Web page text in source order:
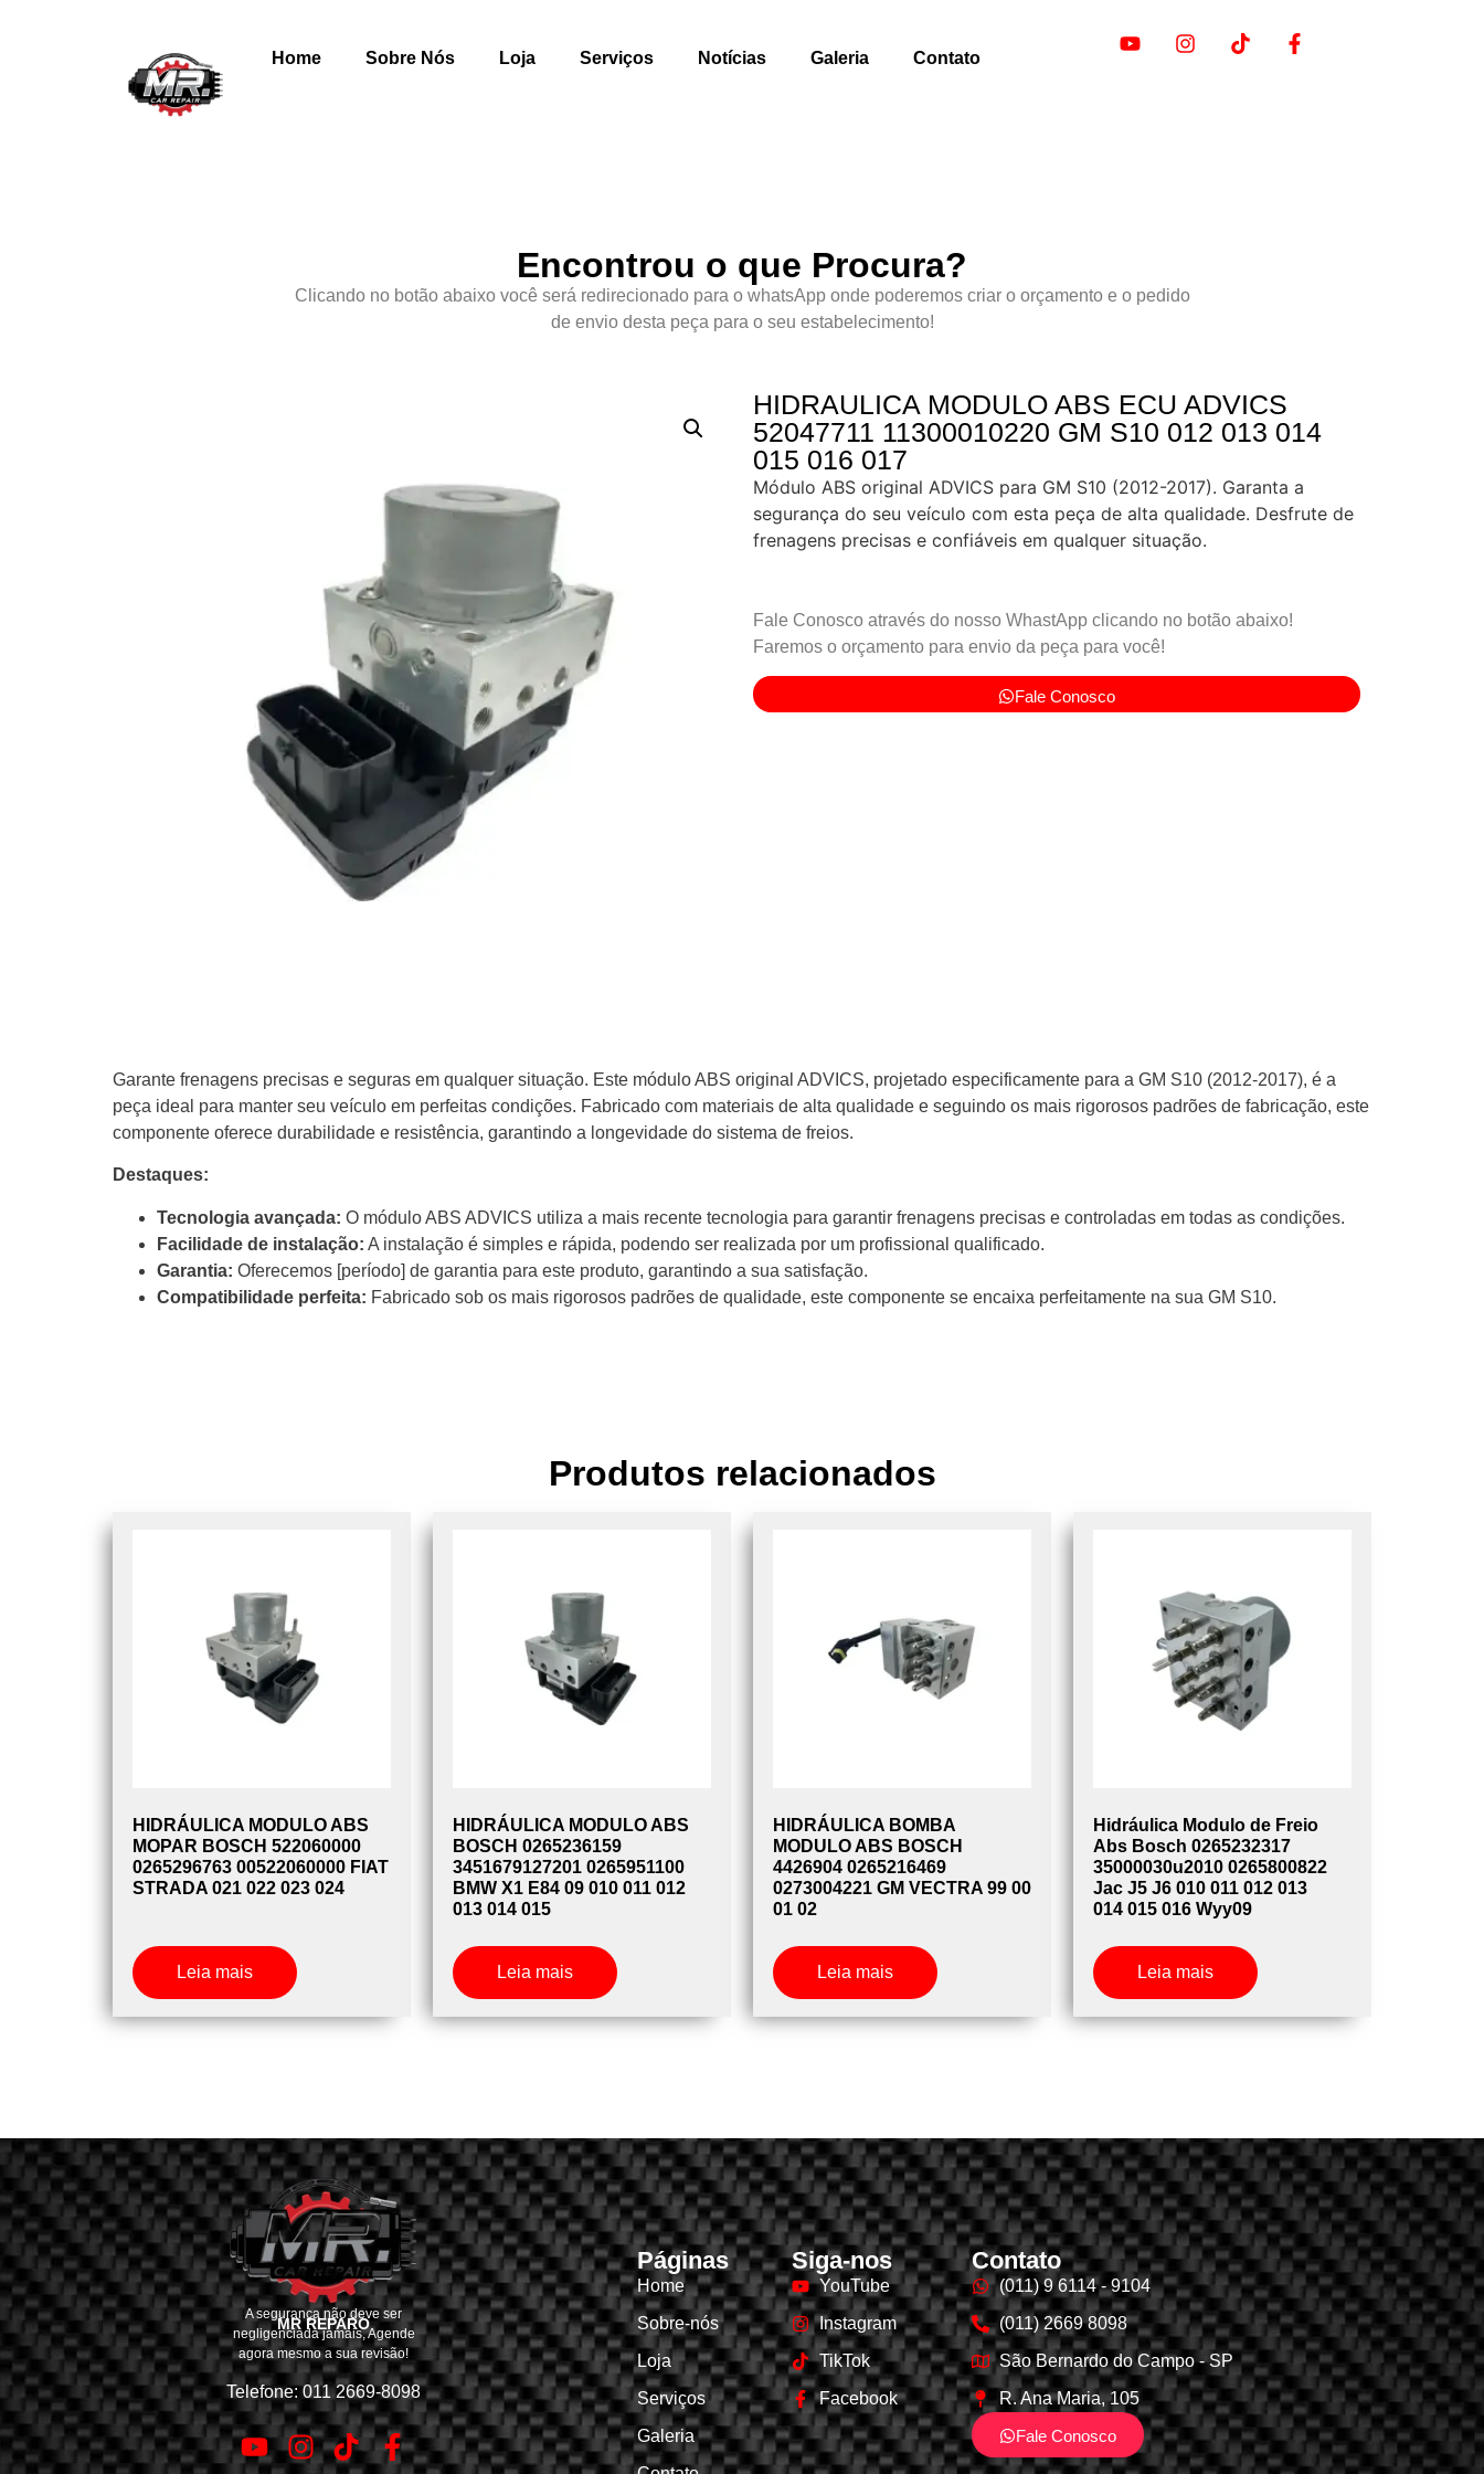
Home Sobre Nós Loja Serviços Notícias Galeria Contato
Encontrou o que Procura?
Clicando no botão abaixo você será redirecionado para o whatsApp onde poderemos criar o orçamento e o pedido
de envio desta peça para o seu estabelecimento!
HIDRAULICA MODULO ABS ECU ADVICS
52047711 11300010220 GM S10 012 013 014
015 016 017
Módulo ABS original ADVICS para GM S10 (2012-2017). Garanta a
segurança do seu veículo com esta peça de alta qualidade. Desfrute de
frenagens precisas e confiáveis em qualquer situação.
Fale Conosco através do nosso WhastApp clicando no botão abaixo!
Faremos o orçamento para envio da peça para você!
Fale Conosco
Garante frenagens precisas e seguras em qualquer situação. Este módulo ABS original ADVICS, projetado especificamente para a GM S10 (2012-2017), é a
peça ideal para manter seu veículo em perfeitas condições. Fabricado com materiais de alta qualidade e seguindo os mais rigorosos padrões de fabricação, este
componente oferece durabilidade e resistência, garantindo a longevidade do sistema de freios.
Destaques:
Tecnologia avançada: O módulo ABS ADVICS utiliza a mais recente tecnologia para garantir frenagens precisas e controladas em todas as condições.
Facilidade de instalação: A instalação é simples e rápida, podendo ser realizada por um profissional qualificado.
Garantia: Oferecemos [período] de garantia para este produto, garantindo a sua satisfação.
Compatibilidade perfeita: Fabricado sob os mais rigorosos padrões de qualidade, este componente se encaixa perfeitamente na sua GM S10.
Produtos relacionados
HIDRÁULICA MODULO ABS
MOPAR BOSCH 522060000
0265296763 00522060000 FIAT
STRADA 021 022 023 024
Leia mais
HIDRÁULICA MODULO ABS
BOSCH 0265236159
3451679127201 0265951100
BMW X1 E84 09 010 011 012
013 014 015
Leia mais
HIDRÁULICA BOMBA
MODULO ABS BOSCH
4426904 0265216469
0273004221 GM VECTRA 99 00
01 02
Leia mais
Hidráulica Modulo de Freio
Abs Bosch 0265232317
35000030u2010 0265800822
Jac J5 J6 010 011 012 013
014 015 016 Wyy09
Leia mais
MR REPARO
A segurança não deve ser
negligenciada jamais, Agende
agora mesmo a sua revisão!
Telefone: 011 2669-8098
Páginas
Home
Sobre-nós
Loja
Serviços
Galeria
Siga-nos
YouTube
Instagram
TikTok
Facebook
Contato
(011) 9 6114 - 9104
(011) 2669 8098
São Bernardo do Campo - SP
R. Ana Maria, 105
Fale Conosco